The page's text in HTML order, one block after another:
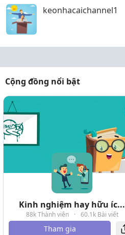
keonhacaichannel1
Cộng đồng nổi bật
Kinh nghiệm hay hữu íc...
88k Thành viên · 60.1k Bài viết
Tham gia